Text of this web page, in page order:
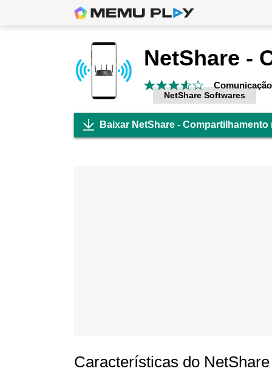
Comunicação
NetShare Softwares
Baixar NetShare - Compartilhamento
Características do